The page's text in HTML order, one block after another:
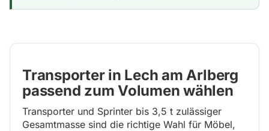
Transporter in Lech am Arlberg
passend zum Volumen wählen
Transporter und Sprinter bis 3,5 t zulässiger
Gesamtmasse sind die richtige Wahl für Möbel,